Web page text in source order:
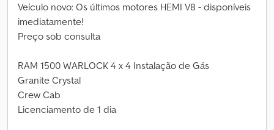
Veículo novo: Os últimos motores HEMI V8 - disponíveis
imediatamente!
Preço sob consulta
RAM 1500 WARLOCK 4 x 4 Instalação de Gás
Granite Crystal
Crew Cab
Licenciamento de 1 dia